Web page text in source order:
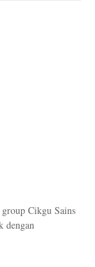
Cikgu Sains
dengan